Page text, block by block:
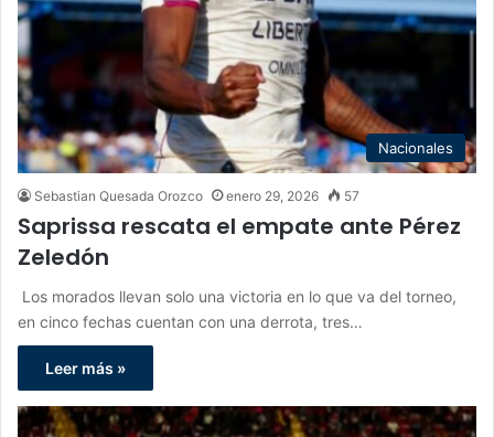
Nacionales
Sebastian Quesada Orozco enero 29, 2026 57
Saprissa rescata el empate ante Pérez
Zeledón
Los morados llevan solo una victoria en lo que va del torneo,
en cinco fechas cuentan con una derrota, tres…
Leer más »